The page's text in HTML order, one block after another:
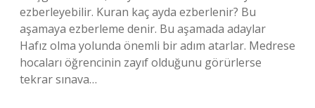
ezberleyebilir. Kuran kaç ayda ezberlenir? Bu
aşamaya ezberleme denir. Bu aşamada adaylar
Hafız olma yolunda önemli bir adım atarlar. Medrese
hocaları öğrencinin zayıf olduğunu görürlerse
tekrar sınava…